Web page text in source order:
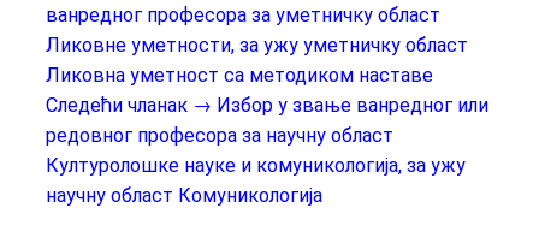
ванредног професора за уметничку област
Ликовне уметности, за ужу уметничку област
Ликовна уметност са методиком наставе
Следећи чланак → Избор у звање ванредног или
редовног професора за научну област
Културолошке науке и комуникологија, за ужу
научну област Комуникологија